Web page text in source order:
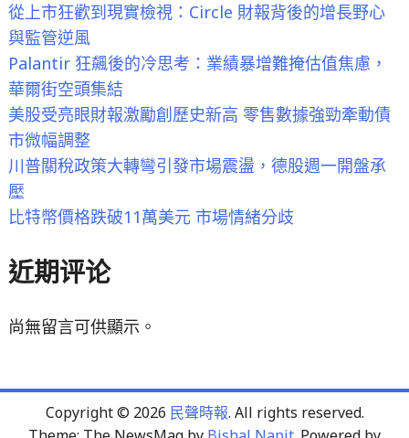
從上市狂歡到現實檢視：Circle 財報背後的增長野心
與監管逆風
Palantir 狂飆後的冷思考：業績暴增難掩估值焦慮，
華爾街空頭集結
美股受亮眼財報激勵創歷史新高 零售數據強勁牽動債
市微幅調整
川普關稅政策大轉彎引發市場震盪，德股週一開盤承
壓
比特幣價格跌破11萬美元 市場情緒分歧
近期评论
尚無留言可供顯示。
Copyright © 2026 民聲時報. All rights reserved.